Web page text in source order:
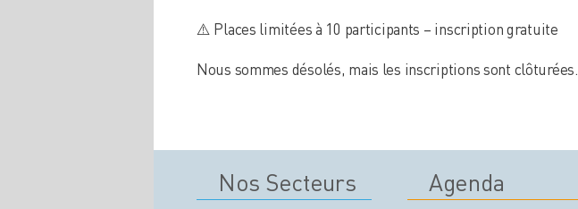
⚠️ Places limitées à 10 participants – inscription gratuite
Nous sommes désolés, mais les inscriptions sont clôturées.
Nos Secteurs Agenda